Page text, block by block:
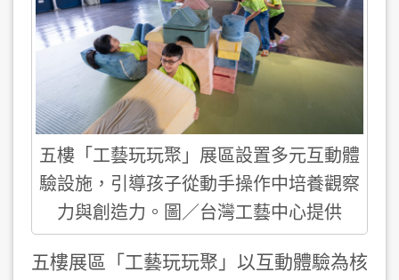
五樓「工藝玩玩聚」展區設置多元互動體
驗設施，引導孩子從動手操作中培養觀察
力與創造力。圖／台灣工藝中心提供
五樓展區「工藝玩玩聚」以互動體驗為核